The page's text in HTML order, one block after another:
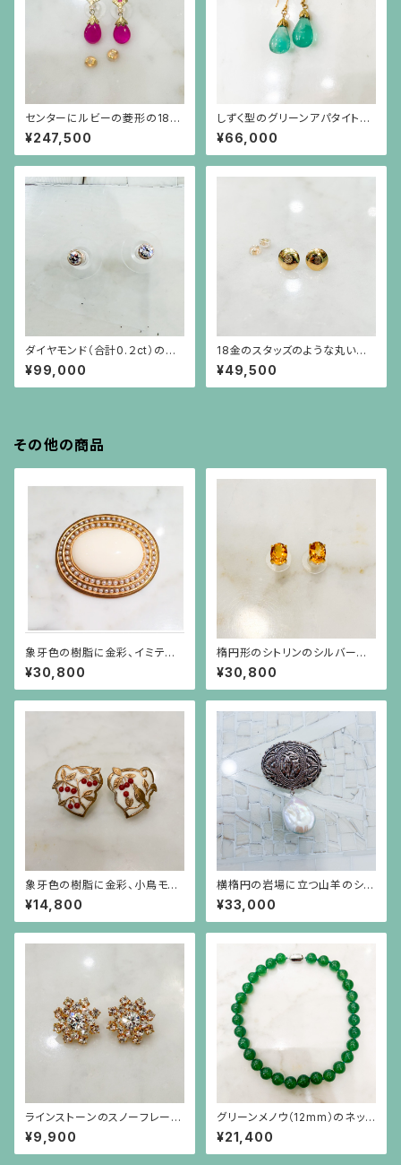
センターにルビーの菱形の18金
の下にしずく型のルビーが揺れ
るピアス（18金ポスト）
¥247,500
しずく型のグリーンアパタイトと1
8金のスイングするピアス
¥66,000
ダイヤモンド（合計0.２ct）のシ
ンプルな18金枠ピアス（18金ポ
スト）
¥99,000
18金のスタッズのような丸いピ
アス(18金ポスト）
¥49,500
その他の商品
象牙色の樹脂に金彩、イミテー
ションパールがグルリと巻いてい
るブローチ
¥30,800
楕円形のシトリンのシルバーに
ゴールドプレーティングのシンプ
ルな枠のピアス
¥30,800
象牙色の樹脂に金彩、小鳥モチ
ーフに赤珊瑚色の実のイヤリン
グ
¥14,800
横楕円の岩場に立つ山羊のシル
バープレートに白い大粒バロッ
クパールが揺れるブローチ兼ペ
ンダント
¥33,000
ラインストーンのスノーフレーク
のような金色ピアス（チタンポス
ト）
¥9,900
グリーンメノウ（12mm）のネック
レス
¥21,400